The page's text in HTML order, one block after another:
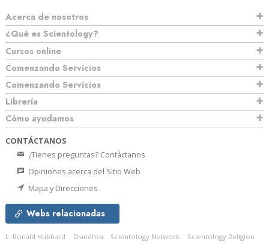
Acerca de nosotros
¿Qué es Scientology?
Cursos online
Comenzando Servicios
Comenzando Servicios
Librería
Cómo ayudamos
CONTÁCTANOS
¿Tienes preguntas? Contáctanos
Opiniones acerca del Sitio Web
Mapa y Direcciones
Webs relacionadas
L. Ronald Hubbard Dianética Scientology Network Scientology Religion